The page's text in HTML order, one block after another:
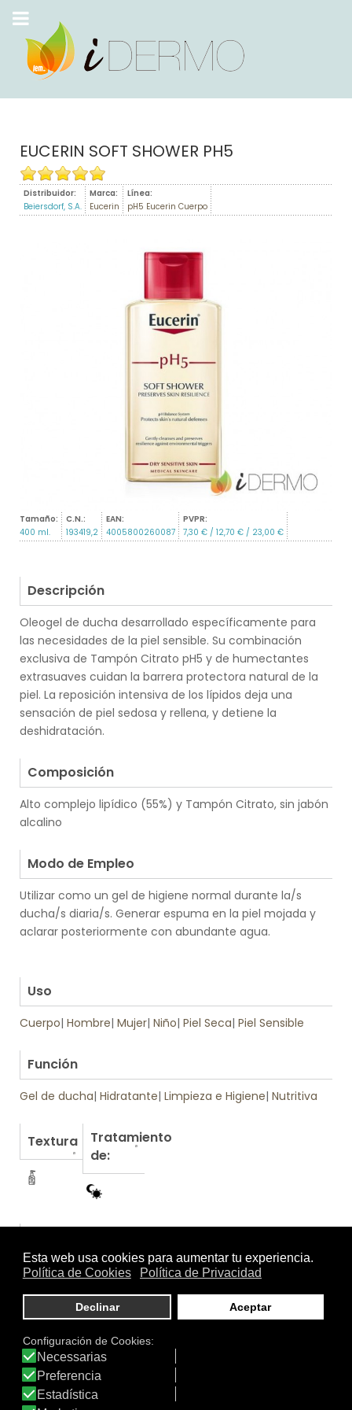
EUCERIN SOFT SHOWER PH5
Distribuidor:
Beiersdorf, S.A.
Marca:
Eucerin
Línea:
pH5 Eucerin Cuerpo
Tamaño:
400 ml.
C.N.:
193419,2
EAN:
4005800260087
PVPR:
7,30 € / 12,70 € / 23,00 €
Descripción
Oleogel de ducha desarrollado específicamente para
las necesidades de la piel sensible. Su combinación
exclusiva de Tampón Citrato pH5 y de humectantes
extrasuaves cuidan la barrera protectora natural de la
piel. La reposición intensiva de los lípidos deja una
sensación de piel sedosa y rellena, y detiene la
deshidratación.
Composición
Alto complejo lipídico (55%) y Tampón Citrato, sin jabón
alcalino
Modo de Empleo
Utilizar como un gel de higiene normal durante la/s
ducha/s diaria/s. Generar espuma en la piel mojada y
aclarar posteriormente con abundante agua.
Uso
Cuerpo| Hombre| Mujer| Niño| Piel Seca| Piel Sensible
Función
Gel de ducha| Hidratante| Limpieza e Higiene| Nutritiva
Textura
Tratamiento
de: